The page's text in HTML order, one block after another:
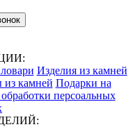
Изделия из камней
камней Подарки на
персоальных